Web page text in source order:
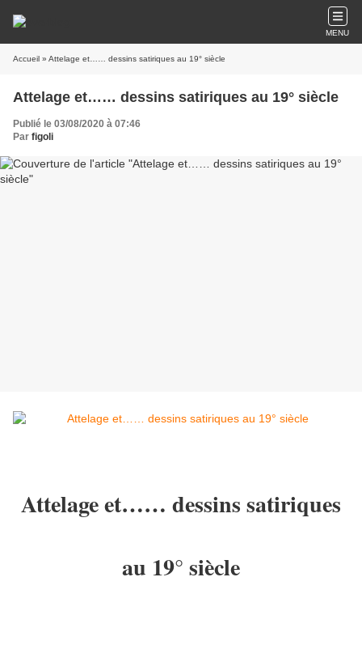
MENU
Accueil » Attelage et…… dessins satiriques au 19° siècle
Attelage et…… dessins satiriques au 19° siècle
Publié le 03/08/2020 à 07:46
Par figoli
Attelage et…… dessins satiriques
au 19° siècle